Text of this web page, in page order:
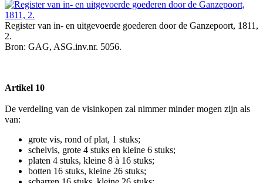
Register van in- en uitgevoerde goederen door de Ganzepoort, 1811,
2.
Bron: GAG, ASG.inv.nr. 5056.
Artikel 10
De verdeling van de visinkopen zal nimmer minder mogen zijn als
van:
grote vis, rond of plat, 1 stuks;
schelvis, grote 4 stuks en kleine 6 stuks;
platen 4 stuks, kleine 8 à 16 stuks;
botten 16 stuks, kleine 26 stuks;